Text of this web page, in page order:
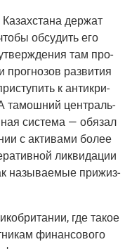
дер­жат
обсу­дить его
там про­
про­гно­зов раз­ви­тия
к анти­кри­
тамош­ний цен­траль­
сис­тема — обя­зал
с акти­ва­ми более
лик­ви­да­ции
назы­ва­е­мые при­жиз­
где такое
финан­со­во­го